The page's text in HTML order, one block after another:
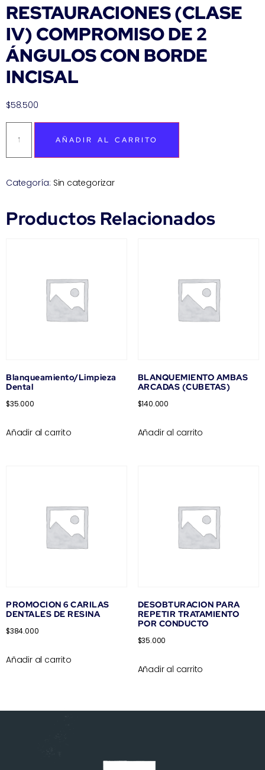
RESTAURACIONES (CLASE
IV) COMPROMISO DE 2
ÁNGULOS CON BORDE
INCISAL
$58.500
AÑADIR AL CARRITO
Categoría: Sin categorizar
Productos Relacionados
Blanqueamiento/Limpieza
Dental
$35.000
Añadir al carrito
BLANQUEMIENTO AMBAS
ARCADAS (CUBETAS)
$140.000
Añadir al carrito
PROMOCION 6 CARILAS
DENTALES DE RESINA
$384.000
Añadir al carrito
DESOBTURACION PARA
REPETIR TRATAMIENTO
POR CONDUCTO
$35.000
Añadir al carrito